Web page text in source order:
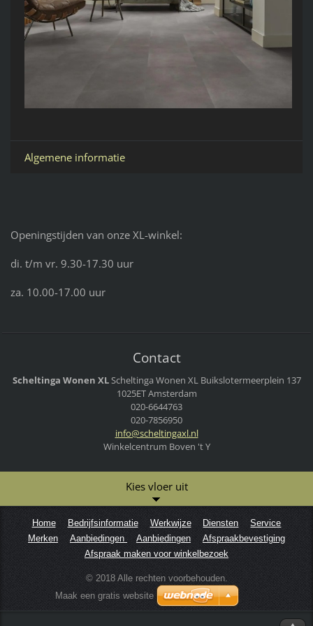
Algemene informatie
Openingstijden van onze XL-winkel:
di. t/m vr. 9.30-17.30 uur
za. 10.00-17.00 uur
Contact
Scheltinga Wonen XLScheltinga Wonen XLBuikslotermeerplein 137
1025ET Amsterdam
020-6644763
020-7856950
info@scheltingaxl.nl
Winkelcentrum Boven 't Y
Kies vloer uit
Home Bedrijfsinformatie Werkwijze Diensten
Service
Merken
Aanbiedingen Aanbiedingen
Afspraakbevestiging
Afspraak maken voor winkelbezoek
© 2018 Alle rechten voorbehouden.
Maak een gratis website